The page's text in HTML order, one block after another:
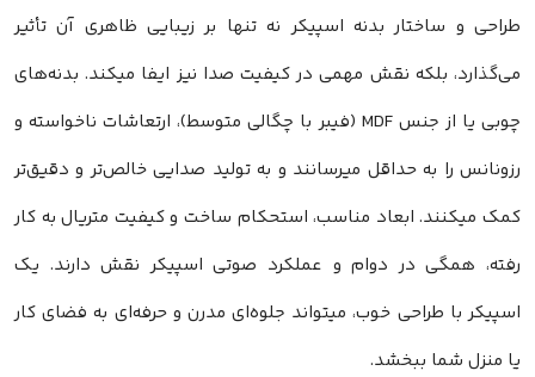
طراحی و ساختار بدنه اسپیکر نه تنها بر زیبایی ظاهری آن تأثیر
می‌گذارد، بلکه نقش مهمی در کیفیت صدا نیز ایفا میکند. بدنه‌های
چوبی یا از جنس MDF (فیبر با چگالی متوسط)، ارتعاشات ناخواسته و
رزونانس را به حداقل میرسانند و به تولید صدایی خالص‌تر و دقیق‌تر
کمک میکنند. ابعاد مناسب، استحکام ساخت و کیفیت متریال به کار
رفته، همگی در دوام و عملکرد صوتی اسپیکر نقش دارند. یک
اسپیکر با طراحی خوب، میتواند جلوه‌ای مدرن و حرفه‌ای به فضای کار
یا منزل شما ببخشد.